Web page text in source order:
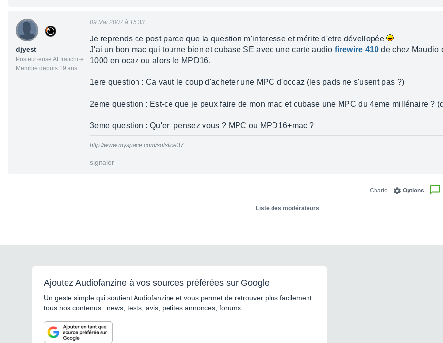
djyest
Posteur·euse AFfranchi·e
Membre depuis 19 ans
09 Mai 2007 à 15:33
Je reprends ce post parce que la question m'interesse et mérite d'etre dévellopée
J'ai un bon mac qui tourne bien et cubase SE avec une carte audiofirewire 410de chez Maudio
1000 en ocaz ou alors le MPD16.
1ere question : Ca vaut le coup d'acheter une MPC d'occaz (les pads ne s'usent pas ?)
2eme question : Est-ce que je peux faire de mon mac et cubase une MPC du 4eme millénaire ?
3eme question : Qu'en pensez vous ? MPC ou MPD16+mac ?
http://www.myspace.com/solstice37
signaler
Options
Charte
Liste des modérateurs
Ajoutez Audiofanzine à vos sources préférées sur Google
Un geste simple qui soutient Audiofanzine et vous permet de retrouver plus facilement
tous nos contenus : news, tests, avis, petites annonces, forums...